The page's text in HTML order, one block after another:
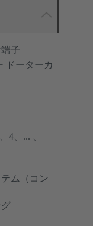
子
ドーターカ
4、... 、
ム（コン